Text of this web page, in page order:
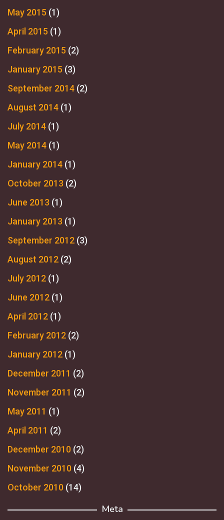
May 2015 (1)
April 2015 (1)
February 2015 (2)
January 2015 (3)
September 2014 (2)
August 2014 (1)
July 2014 (1)
May 2014 (1)
January 2014 (1)
October 2013 (2)
June 2013 (1)
January 2013 (1)
September 2012 (3)
August 2012 (2)
July 2012 (1)
June 2012 (1)
April 2012 (1)
February 2012 (2)
January 2012 (1)
December 2011 (2)
November 2011 (2)
May 2011 (1)
April 2011 (2)
December 2010 (2)
November 2010 (4)
October 2010 (14)
Meta